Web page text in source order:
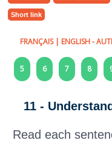
Short link
FRANÇAIS| ENGLISH-
5 6 7 8
11 -
Read each